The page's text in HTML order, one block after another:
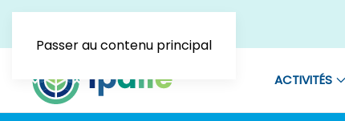
Passer au contenu principal
ACTIVITÉS